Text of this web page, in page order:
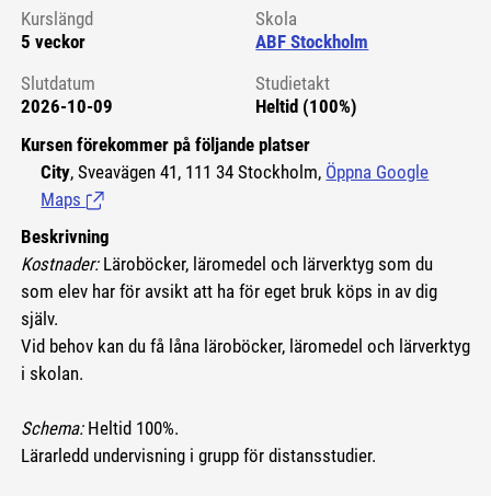
Kurslängd
5 veckor
Skola
ABF Stockholm
Slutdatum
2026-10-09
Studietakt
Heltid (100%)
Kursen förekommer på följande platser
City, Sveavägen 41, 111 34 Stockholm, Öppna Google
Maps (Länk till extern sida.)
Beskrivning
Kostnader:Läroböcker, läromedel och lärverktyg som du
som elev har för avsikt att ha för eget bruk köps in av dig
själv.
Vid behov kan du få låna läroböcker, läromedel och lärverktyg
i skolan.
Schema:Heltid 100%.
Lärarledd undervisning i grupp för distansstudier.